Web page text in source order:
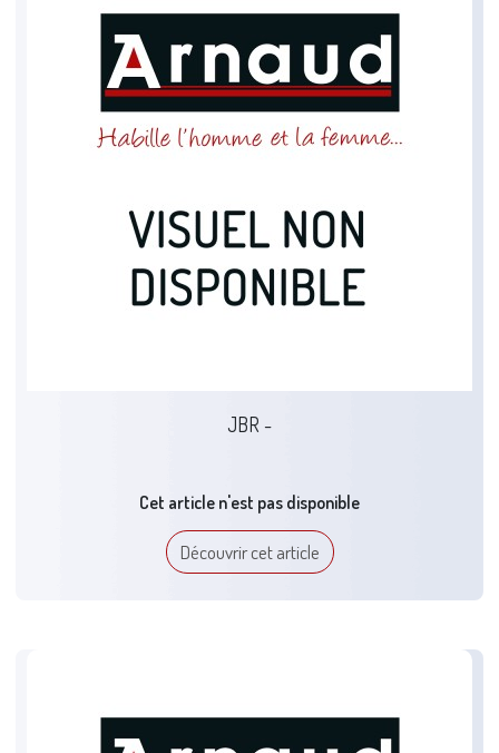
JBR -
Cet article n'est pas disponible
Découvrir cet article